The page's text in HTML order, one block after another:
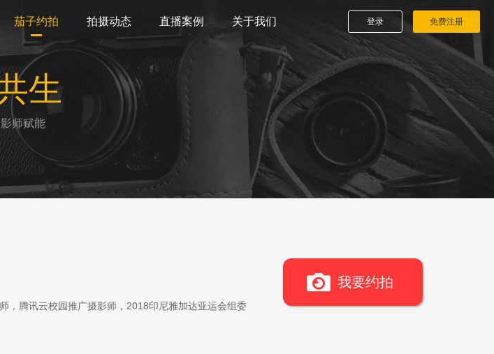
茄子约拍 拍摄动态 直播案例 关于我们 登录 免费注册
生
师赋能
，腾讯云校园推广摄影师，2018印尼雅加达亚运会组委
我要约拍